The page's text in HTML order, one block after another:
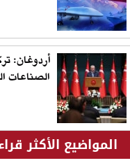
أردوغان:
الصناعات
المواضيع الأكثر